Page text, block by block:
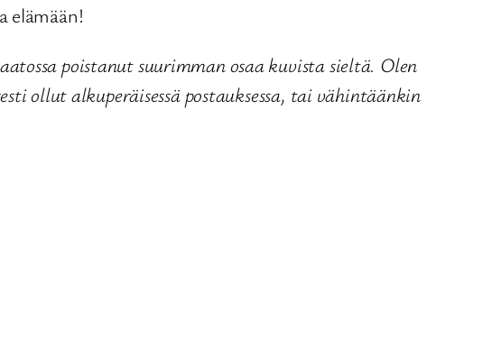
elämään!
poistanut suurimman osaa kuvista sieltä. Olen
ollut alkuperäisessä postauksessa, tai vähintäänkin